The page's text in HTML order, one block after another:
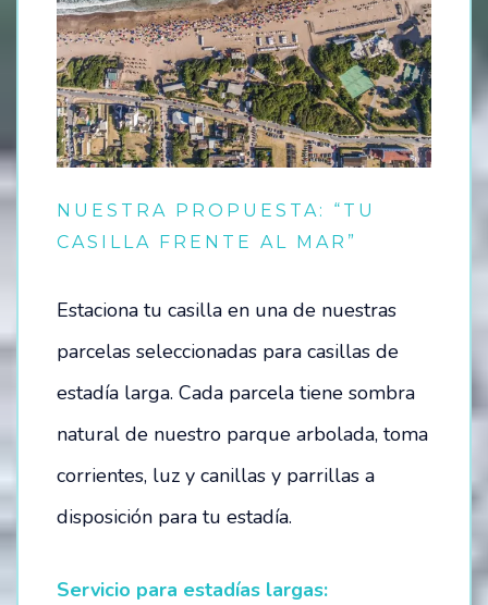
NUESTRA PROPUESTA: “TU
CASILLA FRENTE AL MAR”
Estaciona tu casilla en una de nuestras
parcelas seleccionadas para casillas de
estadía larga. Cada parcela tiene sombra
natural de nuestro parque arbolada, toma
corrientes, luz y canillas y parrillas a
disposición para tu estadía.
Servicio para estadías largas: